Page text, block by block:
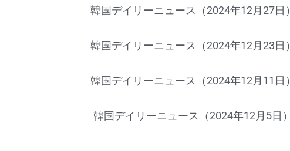
韓国デイリーニュース（2024年12月27日）
韓国デイリーニュース（2024年12月23日）
韓国デイリーニュース（2024年12月11日）
韓国デイリーニュース（2024年12月5日）